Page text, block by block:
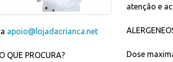
apoio@lojadacrianca.net
QUE PROCURA?
atenção e
Dose